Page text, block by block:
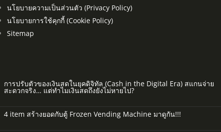
นโยบายความเป็นส่วนตัว (Privacy Policy)
นโยบายการใช้คุกกี้ (Cookie Policy)
Sitemap
การปรับตัวของเงินสดในยุคดิจิทัล (Cash in the Digital Era) สแกนจ่าย
สะดวกจริง… แต่ทำไมเงินสดถึงยังไม่หายไป?
4 item สร้างยอดกับตู้ Frozen Vending Machine มาดูกัน!!!